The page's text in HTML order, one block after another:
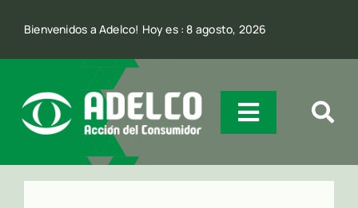
content
Bienvenidos a Adelco! Hoy es : 8 agosto, 2026
Toggle
Navigation